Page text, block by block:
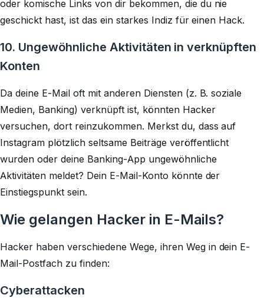
oder komische Links von dir bekommen, die du nie
geschickt hast, ist das ein starkes Indiz für einen Hack.
10. Ungewöhnliche Aktivitäten in verknüpften
Konten
Da deine E-Mail oft mit anderen Diensten (z. B. soziale
Medien, Banking) verknüpft ist, könnten Hacker
versuchen, dort reinzukommen. Merkst du, dass auf
Instagram plötzlich seltsame Beiträge veröffentlicht
wurden oder deine Banking-App ungewöhnliche
Aktivitäten meldet? Dein E-Mail-Konto könnte der
Einstiegspunkt sein.
Wie gelangen Hacker in E-Mails?
Hacker haben verschiedene Wege, ihren Weg in dein E-
Mail-Postfach zu finden:
Cyberattacken